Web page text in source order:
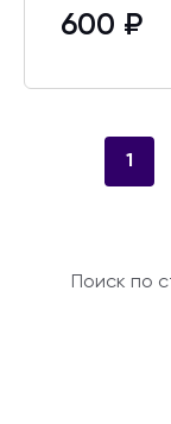
600 ₽
1
Поиск по